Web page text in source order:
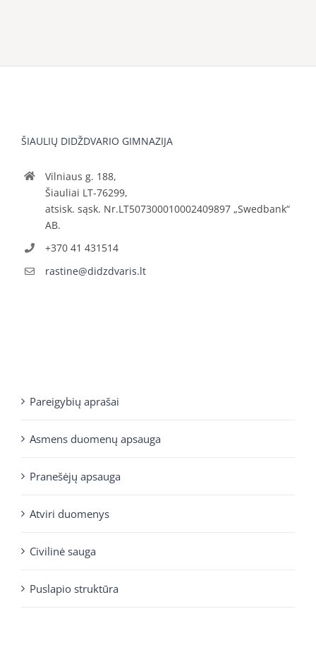
ŠIAULIŲ DIDŽDVARIO GIMNAZIJA
Vilniaus g. 188,
Šiauliai LT-76299,
atsisk. sąsk. Nr.LT507300010002409897 „Swedbank“
AB.
+370 41 431514
rastine@didzdvaris.lt
Pareigybių aprašai
Asmens duomenų apsauga
Pranešėjų apsauga
Atviri duomenys
Civilinė sauga
Puslapio struktūra